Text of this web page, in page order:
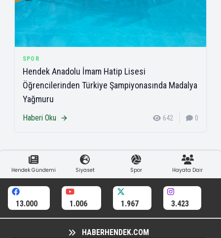
SPOR
Hendek Anadolu İmam Hatip Lisesi
Öğrencilerinden Türkiye Şampiyonasında Madalya
Yağmuru
Haberi Oku 642 0
Hendek Gündemi Siyaset Spor Hayata Dair
13.000 1.006 1.967 3.423
HABERHENDEK.COM